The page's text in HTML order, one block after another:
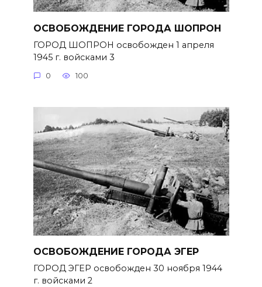
ОСВОБОЖДЕНИЕ ГОРОДА ШОПРОН
ГОРОД ШОПРОН освобожден 1 апреля
1945 г. войсками 3
0 100
ОСВОБОЖДЕНИЕ ГОРОДА ЭГЕР
ГОРОД ЭГЕР освобожден 30 ноября 1944
г. войсками 2